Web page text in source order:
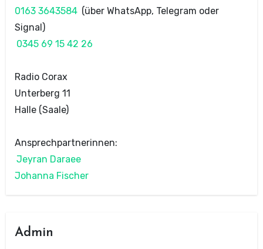
0163 3643584 (über WhatsApp, Telegram oder
Signal)
0345 69 15 42 26
Radio Corax
Unterberg 11
Halle (Saale)
Ansprechpartnerinnen:
Jeyran Daraee
Johanna Fischer
Admin